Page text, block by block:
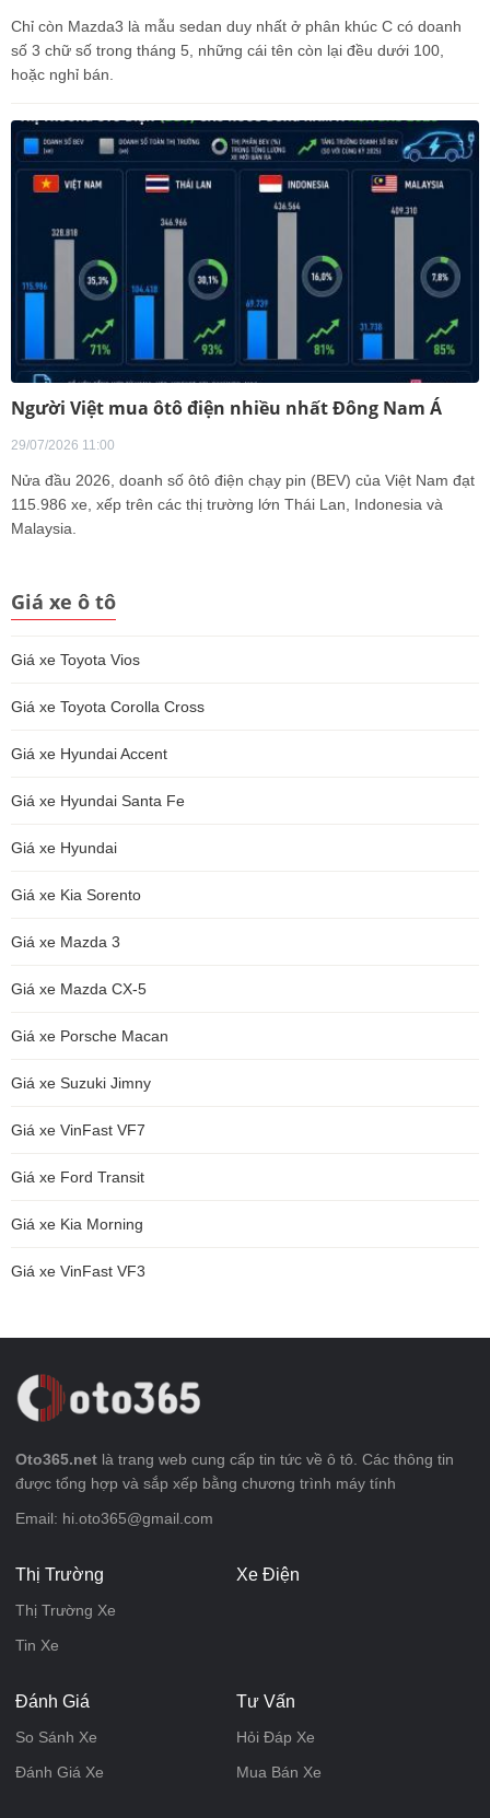
Chỉ còn Mazda3 là mẫu sedan duy nhất ở phân khúc C có doanh
số 3 chữ số trong tháng 5, những cái tên còn lại đều dưới 100,
hoặc nghỉ bán.
Người Việt mua ôtô điện nhiều nhất Đông Nam Á
29/07/2026 11:00
Nửa đầu 2026, doanh số ôtô điện chạy pin (BEV) của Việt Nam đạt
115.986 xe, xếp trên các thị trường lớn Thái Lan, Indonesia và
Malaysia.
Giá xe ô tô
Giá xe Toyota Vios
Giá xe Toyota Corolla Cross
Giá xe Hyundai Accent
Giá xe Hyundai Santa Fe
Giá xe Hyundai
Giá xe Kia Sorento
Giá xe Mazda 3
Giá xe Mazda CX-5
Giá xe Porsche Macan
Giá xe Suzuki Jimny
Giá xe VinFast VF7
Giá xe Ford Transit
Giá xe Kia Morning
Giá xe VinFast VF3
Oto365.net là trang web cung cấp tin tức về ô tô. Các thông tin
được tổng hợp và sắp xếp bằng chương trình máy tính
Email: hi.oto365@gmail.com
Thị Trường
Thị Trường Xe
Tin Xe
Xe Điện
Đánh Giá
So Sánh Xe
Đánh Giá Xe
Tư Vấn
Hỏi Đáp Xe
Mua Bán Xe